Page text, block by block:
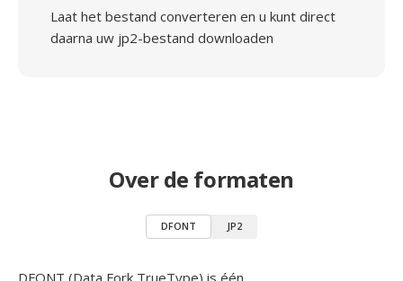
Laat het bestand converteren en u kunt direct
daarna uw jp2-bestand downloaden
Over de formaten
DFONT JP2
DFONT (Data Fork TrueType) is één